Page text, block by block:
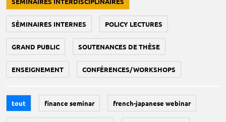
SÉMINAIRES INTERNES POLICY LECTURES
GRAND PUBLIC SOUTENANCES DE THÈSE
ENSEIGNEMENT CONFÉRENCES/WORKSHOPS
tout finance seminar french-japanese webinar